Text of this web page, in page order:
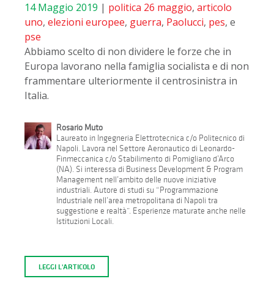
14 Maggio 2019 | politica 26 maggio, articolo
uno, elezioni europee, guerra, Paolucci, pes, e
pse
Abbiamo scelto di non dividere le forze che in
Europa lavorano nella famiglia socialista e di non
frammentare ulteriormente il centrosinistra in
Italia.
Rosario Muto
Laureato in Ingegneria Elettrotecnica c/o Politecnico di
Napoli. Lavora nel Settore Aeronautico di Leonardo-
Finmeccanica c/o Stabilimento di Pomigliano d’Arco
(NA). Si interessa di Business Development & Program
Management nell’ambito delle nuove iniziative
industriali. Autore di studi su “Programmazione
Industriale nell’area metropolitana di Napoli tra
suggestione e realtà”. Esperienze maturate anche nelle
Istituzioni Locali.
LEGGI L'ARTICOLO